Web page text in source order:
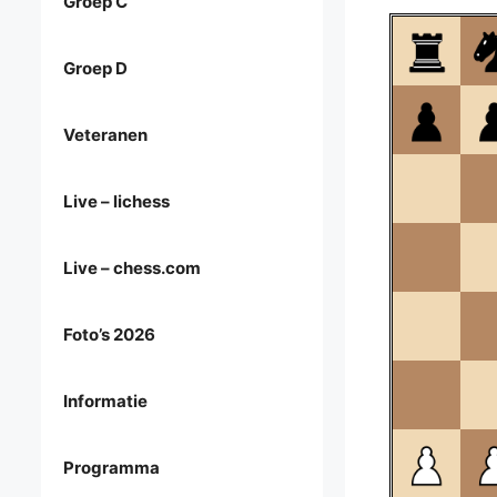
Groep D
Veteranen
Live – lichess
Live – chess.com
Foto’s 2026
Informatie
Programma